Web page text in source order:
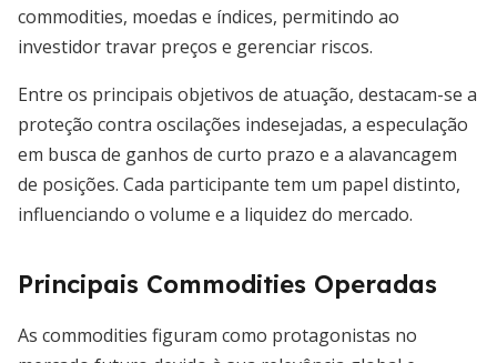
commodities, moedas e índices, permitindo ao
investidor travar preços e gerenciar riscos.
Entre os principais objetivos de atuação, destacam-se a
proteção contra oscilações indesejadas, a especulação
em busca de ganhos de curto prazo e a alavancagem
de posições. Cada participante tem um papel distinto,
influenciando o volume e a liquidez do mercado.
Principais Commodities Operadas
As commodities figuram como protagonistas no